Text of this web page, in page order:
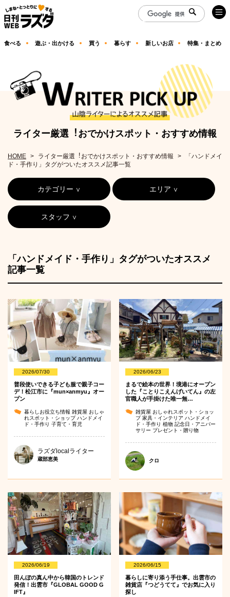
食べる 遊ぶ・出かける 買う 暮らす 新しいお店 特集・まとめ
ライター厳選︕おでかけスポット・おすすめ情報
HOME ライター厳選︕おでかけスポット・おすすめ情報
「ハンドメイ
ド・手作り」タグがついたオススメ記事一覧
カテゴリー エリア
スタッフ
「ハンドメイド・手作り」タグがついたオススメ
記事一覧
2026/07/30
普段使いできる子ども服で親子コー
デ！松江市に『mun×anmyu』オー
プン
暮らしお役立ち情報 雑貨屋 おしゃ
れスポット・ショップハンドメイ
ド・手作り 子育て・育児
ラズダlocalライター
蔵部恵美
2026/06/23
まるで絵本の世界！境港にオープン
した『ことりこえんげいてん』の左
官職人が手掛けた唯一無…
雑貨屋 おしゃれスポット・ショッ
プ家具・インテリアハンドメイ
ド・手作り植物記念日・アニバー
サリー プレゼント・贈り物
クロ
2026/06/19
田んぼの真ん中から韓国のトレンド
発信！出雲市『GLOBAL GOOD G
IFT』
2026/06/15
暮らしに寄り添う手仕事。出雲市の
雑貨店『つどうてて』でお気に入り
探し